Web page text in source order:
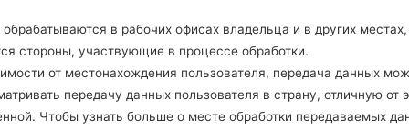
microUSB 2.0 (MHL 2.1), USB
Wi-Fi 802.11 a/b/g/n/ac,
в рабочих офисах владельца и в других местах,
стороны, участвующие в процессе обработки.
от местонахождения пользователя, передача данных
передачу данных пользователя в страну, отличную от
Чтобы узнать больше о месте обработки передаваемых